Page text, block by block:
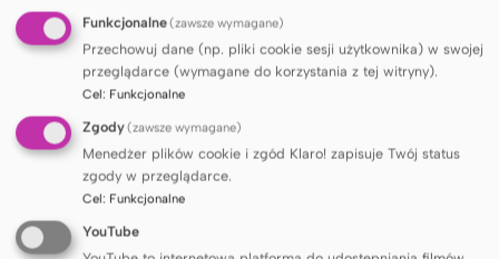
Funkcjonalne(zawsze wymagane)
Przechowuj dane (np. pliki cookie sesji użytkownika) w swojej
przeglądarce (wymagane do korzystania z tej witryny).
Cel: Funkcjonalne
Zgody(zawsze wymagane)
Menedżer plików cookie i zgód Klaro! zapisuje Twój status
zgody w przeglądarce.
Cel: Funkcjonalne
YouTube